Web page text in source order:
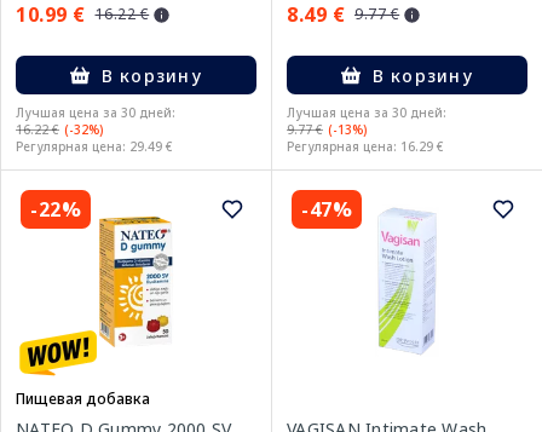
10.99 € 16.22 €
В корзину
Лучшая цена за 30 дней:
16.22 € (-32%)
Регулярная цена: 29.49 €
8.49 € 9.77 €
В корзину
Лучшая цена за 30 дней:
9.77 € (-13%)
Регулярная цена: 16.29 €
-22%
Пищевая добавка
-47%